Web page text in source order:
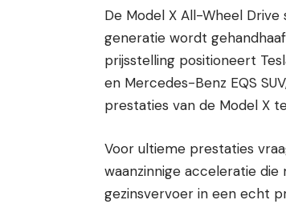
De Model X All-Wheel
generatie wordt
prijsstelling positioneert
en Mercedes-Benz EQS
prestaties van de Model X
Voor ultieme prestaties
waanzinnige acceleratie die
gezinsvervoer in een echt